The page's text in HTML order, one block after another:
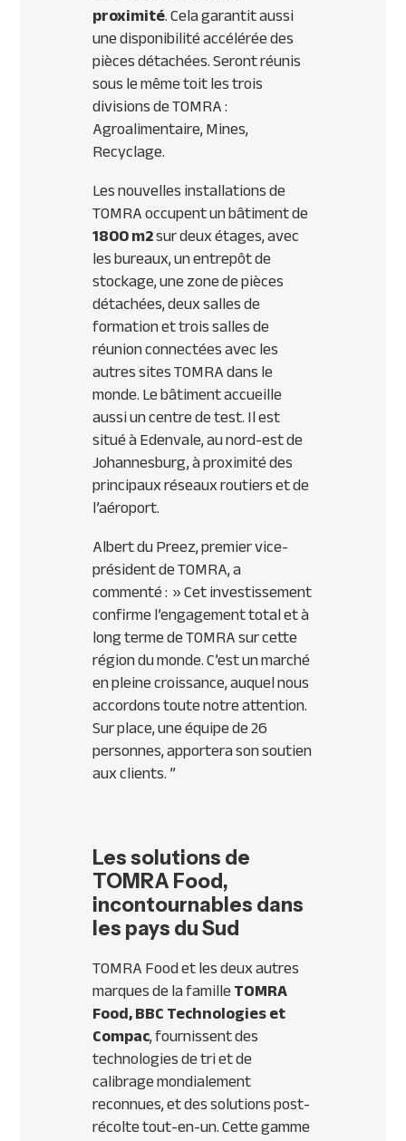
proximité. Cela garantit aussi
une disponibilité accélérée des
pièces détachées. Seront réunis
sous le même toit les trois
divisions de TOMRA :
Agroalimentaire, Mines,
Recyclage.
Les nouvelles installations de
TOMRA occupent un bâtiment de
1800 m2sur deux étages, avec
les bureaux, un entrepôt de
stockage, une zone de pièces
détachées, deux salles de
formation et trois salles de
réunion connectées avec les
autres sites TOMRA dans le
monde. Le bâtiment accueille
aussi un centre de test. Il est
situé à Edenvale, au nord-est de
Johannesburg, à proximité des
principaux réseaux routiers et de
l’aéroport.
Albert du Preez, premier vice-
président de TOMRA, a
commenté : »Cet investissement
confirme l’engagement total et à
long terme de TOMRA sur cette
région du monde. C’est un marché
en pleine croissance, auquel nous
accordons toute notre attention.
Sur place, une équipe de 26
personnes, apportera son soutien
aux clients.”
Les solutions de
TOMRA Food,
incontournables dans
les pays du Sud
TOMRA Food et les deux autres
marques de la familleTOMRA
Food, BBC Technologies et
Compac, fournissent des
technologies de tri et de
calibrage mondialement
reconnues, et des solutions post-
récolte tout-en-un. Cette gamme